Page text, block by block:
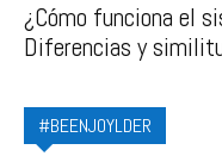
¿Cómo funciona el
Diferencias y
#BEENJOYLDER